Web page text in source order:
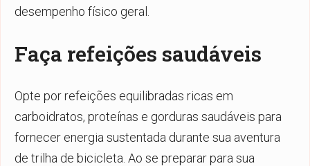
desempenho físico geral.
Faça refeições saudáveis
Opte por refeições equilibradas ricas em
carboidratos, proteínas e gorduras saudáveis para
fornecer energia sustentada durante sua aventura
de trilha de bicicleta. Ao se preparar para sua